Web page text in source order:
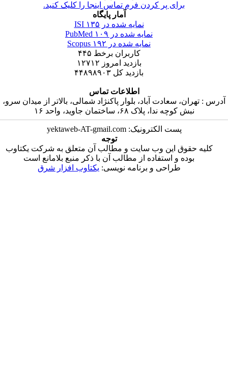
برای پر کردن فرم تماس اینجا را کلیک کنید.
نمایه شده در ISI۱۳۵
نمایه شده در PubMed۱۰۹
نمایه شده در Scopus۱۹۲
کاربران برخط۴۴۵
۱۲۷۱۲
۴۴۸۹۸۹۰۳
اطلاعات تماس
سعادت آباد، بلوار پاکنژاد شمالی، بالاتر از میدان سرو،
ندا، پلاک ۶۸، ساختمان جاوید، واحد ۱۶
پست الکترونیک: yektaweb-AT-gmail.com
این وب سایت و مطالب آن متعلق به شرکت یکتاوب
و استفاده از مطالب آن با ذکر منبع بلامانع است
طراحی و برنامه نویسی: یکتاوب افزار شرق